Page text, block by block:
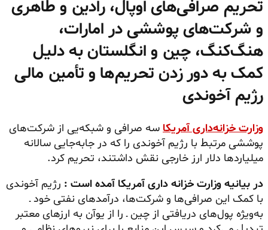
تحریم صرافی‌های اوپال، رادین و طاهری
و شرکت‌های پوششی در امارات،
هنگ‌کنگ، چین و انگلستان به دلیل
کمک به دور زدن تحریم‌ها و تأمین مالی
رژیم آخوندی
وزارت خزانه‌داری آمریکا سه صرافی و شبکه‌یی از شرکت‌های
پوششی مرتبط با رژیم آخوندی را که در جابه‌جایی سالانه
میلیاردها دلار ارز خارجی نقش داشتند، تحریم کرد.
در بیانیه وزارت خزانه داری آمریکا آمده است : رژیم آخوندی
با کمک این صرافی‌ها و شرکت‌ها، درآمدهای نفتی خود ـ
به‌ویژه پول‌های دریافتی از چین ـ را از یوآن به ارزهای معتبر